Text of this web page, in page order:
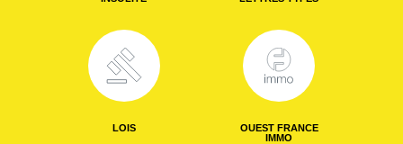
LOIS
OUEST FRANCE
IMMO